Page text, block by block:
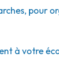
pour
à votre